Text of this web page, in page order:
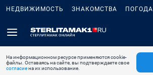
НЕДВИЖИМОСТЬ ЗНАКОМСТВА ПОГОДА
На информационном ресурсе применяются cookie-
файлы. Оставаясь на сайте, вы подтверждаете свое
согласиена их использование.